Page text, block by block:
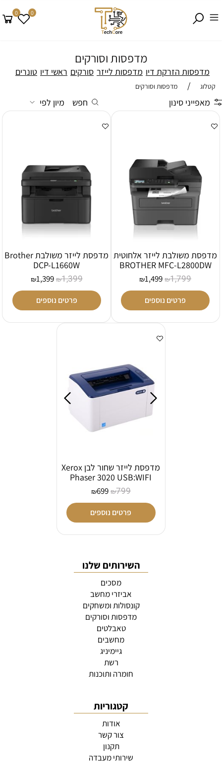
0 0
מדפסות וסורקים
מדפסות הזרקת דיו מדפסות לייזר סורקים ראשי דיו טונרים
קטלוג / מדפסות וסורקים
מאפייני סינון חפש מיון לפי
מדפסת משולבת לייזר אלחוטית
BROTHER MFC-L2800DW
₪1,799
₪1,499
פרטים נוספים
מדפסת לייזר משולבת Brother
DCP-L1660W
₪1,399
₪1,399
פרטים נוספים
מדפסת לייזר שחור לבן Xerox
Phaser 3020 USB:WIFI
₪799
₪699
פרטים נוספים
השירותים שלנו
מסכים
אביזרי מחשב
קונסולות ומשחקים
מדפסות וסורקים
טאבלטים
מחשבים
גיימיניג
רשת
חומרה ותוכנות
קטגוריות
אודות
צור קשר
תקנון
שירותי מעבדה